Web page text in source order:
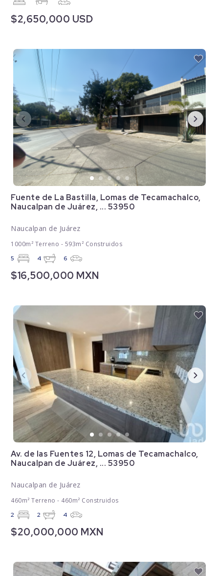
$2,650,000 USD
Fuente de La Bastilla, Lomas de Tecamachalco,
Naucalpan de Juárez, ... 53950
Naucalpan de Juárez
1000m² Terreno - 593m² Construidos
5 4 6
$16,500,000 MXN
Av. de las Fuentes 12, Lomas de Tecamachalco,
Naucalpan de Juárez, ... 53950
Naucalpan de Juárez
460m² Terreno - 460m² Construidos
2 2 4
$20,000,000 MXN